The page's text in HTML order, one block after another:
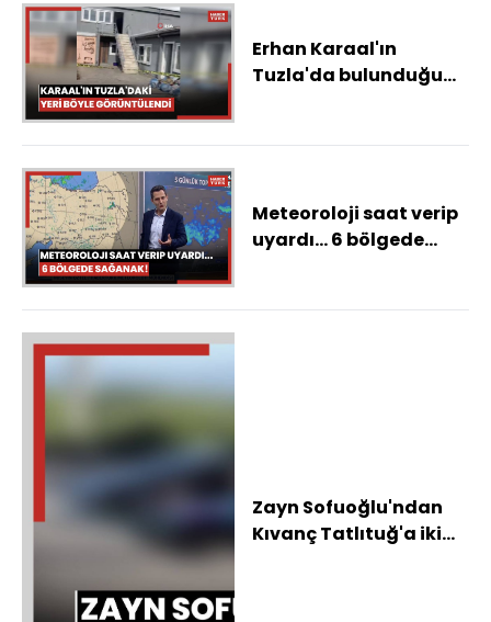
Erhan Karaal'ın
Tuzla'da bulunduğu
Meteoroloji saat verip
uyardı... 6 bölgede
Zayn Sofuoğlu'ndan
Kıvanç Tatlıtuğ'a iki